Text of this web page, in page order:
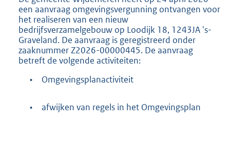
:
1
9
K
b
een aanvraag omgevingsvergunning ontvangen voor
het realiseren van een nieuw
bedrijfsverzamelgebouw op Loodijk 18, 1243JA 's-
Graveland. De aanvraag is geregistreerd onder
zaaknummer Z2026-00000445. De aanvraag
betreft de volgende activiteiten:
•
Omgevingsplanactiviteit
• afwijken van regels in het Omgevingsplan